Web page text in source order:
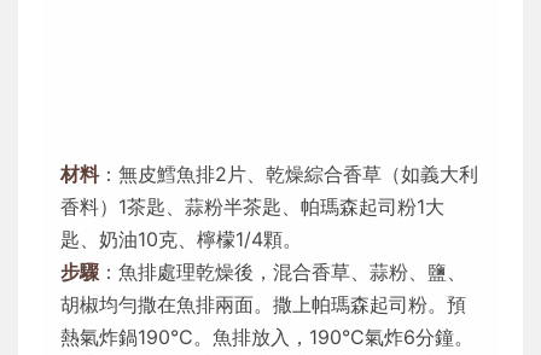
材料：無皮鱈魚排2片、乾燥綜合香草（如義大利
香料）1茶匙、蒜粉半茶匙、帕瑪森起司粉1大
匙、奶油10克、檸檬1/4顆。
步驟 ：魚排處理乾燥後，混合香草、蒜粉、鹽、
胡椒均勻撒在魚排兩面。撒上帕瑪森起司粉。預
熱氣炸鍋190°C。魚排放入，190°C氣炸6分鐘。